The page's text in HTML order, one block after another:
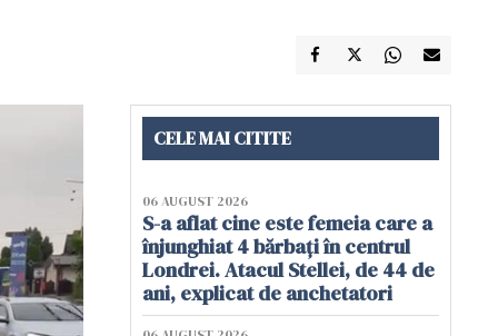
CELE MAI CITITE
06 AUGUST 2026
S-a aflat cine este femeia care a
înjunghiat 4 bărbați în centrul
Londrei. Atacul Stellei, de 44 de
ani, explicat de anchetatori